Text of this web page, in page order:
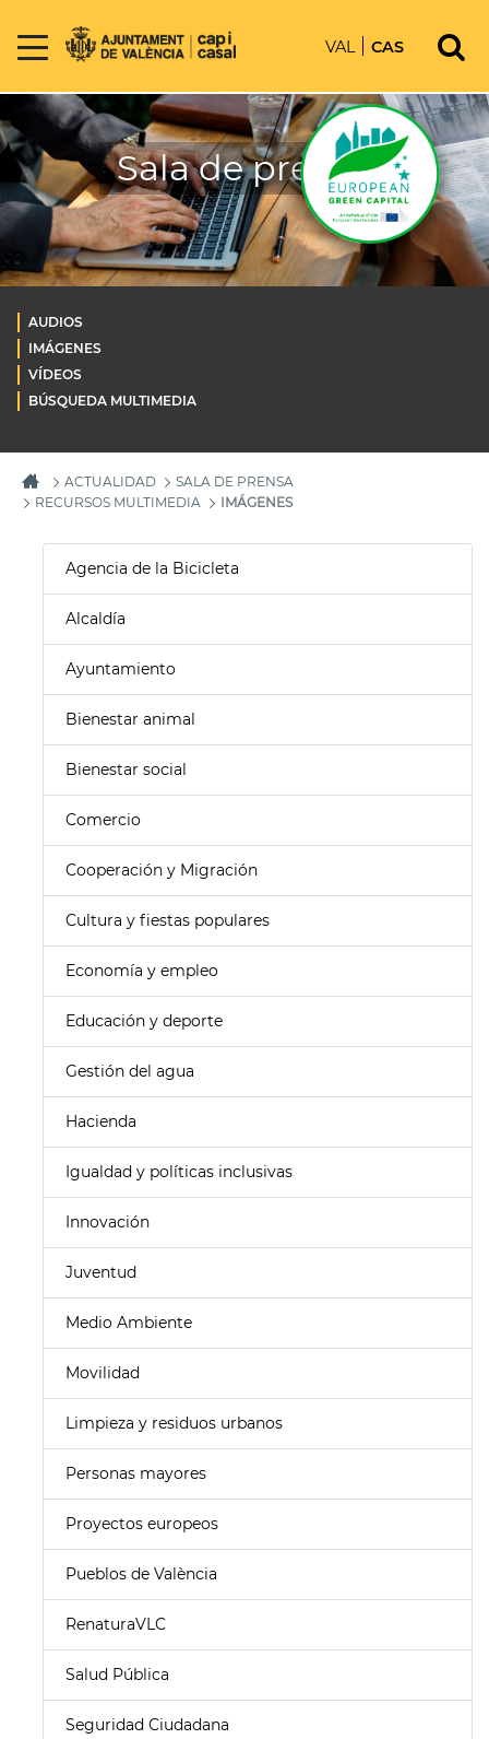
VAL CAS
Sala de prensa
AUDIOS
IMÁGENES
VÍDEOS
BÚSQUEDA MULTIMEDIA
ACTUALIDAD
SALA DE PRENSA
RECURSOS MULTIMEDIA
IMÁGENES
Agencia de la Bicicleta
Alcaldía
Ayuntamiento
Bienestar animal
Bienestar social
Comercio
Cooperación y Migración
Cultura y fiestas populares
Economía y empleo
Educación y deporte
Gestión del agua
Hacienda
Igualdad y políticas inclusivas
Innovación
Juventud
Medio Ambiente
Movilidad
Limpieza y residuos urbanos
Personas mayores
Proyectos europeos
Pueblos de València
RenaturaVLC
Salud Pública
Seguridad Ciudadana